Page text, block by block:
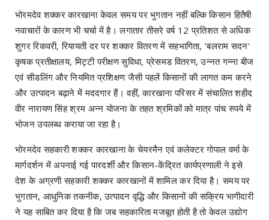
भोरमदेव शक्कर कारखाना केवल समय पर भुगतान नहीं बल्कि किसान हितैषी
नवाचारों के कारण भी चर्चा में है। लगातार तीसरे वर्ष 12 प्रतिशत से अधिक
शुगर रिकवरी, रियायती दर पर शक्कर वितरण में सहभागिता, ‘बलराम सदन‘
कृषक प्रतीक्षालय, मिट्टी परीक्षण सुविधा, प्रेसमड वितरण, उन्नत गन्ना बीज
एवं सीडलिंग और नियमित प्रशिक्षण जैसी पहलें किसानों की लागत कम करने
और उत्पादन बढ़ाने में मददगार हैं। वहीं, कारखाना परिसर में संचालित शहीद
वीर नारायण सिंह श्रम अन्न योजना के तहत श्रमिकों को मात्र पांच रुपये में
भोजन उपलब्ध कराया जा रहा है।
भोरमदेव सहकारी शक्कर कारखाना के चेयरमैन एवं कलेक्टर गोपाल वर्मा के
मार्गदर्शन में अपनाई गई पारदर्शी और किसान-केंद्रित कार्यप्रणाली ने इसे
देश के अग्रणी सहकारी शक्कर कारखानों में शामिल कर दिया है। समय पर
भुगतान, आधुनिक तकनीक, उत्पादन वृद्धि और किसानों की सक्रिय भागीदारी
ने यह साबित कर दिया है कि जब सहकारिता मजबूत होती है तो केवल उद्योग